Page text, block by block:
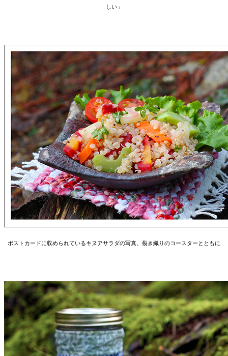
しい」
ポストカードに収められているキヌアサラダの写真。裂き織りのコースターとともに